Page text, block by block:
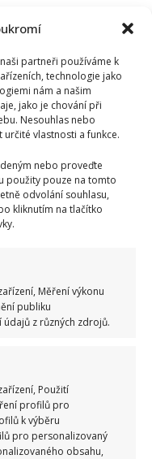
partneři používáme k
technologie jako
nám a našim
jako je chování při
Nesouhlas nebo
vlastnosti a funkce.
nebo proveďte
použity pouze na tomto
odvolání souhlasu,
kliknutím na tlačítko
Měření výkonu
publiku
z různých zdrojů.
Použití
profilů pro
k výběru
pro personalizovaný
obsahu,
veřejnosti pomocí
celý týden